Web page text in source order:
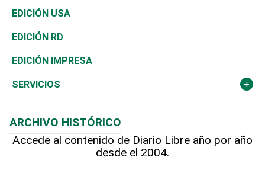
Reportajes
África
Ocenanía
Caribe
Resto del mundo
Vivienda
Telecom.
Global y variable
Economía personal
Buena Vida
Sociales
Novedades
Podcast Arte Libre
Hablando con el pediatra
Ciclismo
Tenis
Olimpismo
Más deportes
Línea de hit
En Directo
El Espía
Noticiero Poteleche
Columnistas
Más firmas
Tecnología
Historia
Martes de tecnología
Cambio climático
Economía
Revista
Deportes
Opinión
Hecho en casa
EDICIÓN USA
EDICIÓN RD
EDICIÓN IMPRESA
SERVICIOS
Cumpleaños
ARCHIVO HISTÓRICO
Accede al contenido de Diario Libre año por año
desde el 2004.